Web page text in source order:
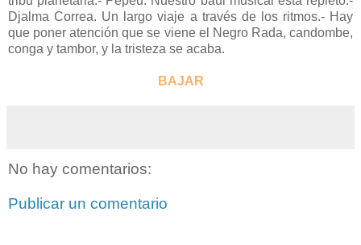
Djalma Correa. Un largo viaje a través de los ritmos.- Hay
que poner atención que se viene el Negro Rada, candombe,
conga y tambor, y la tristeza se acaba.
BAJAR
No hay comentarios:
Publicar un comentario